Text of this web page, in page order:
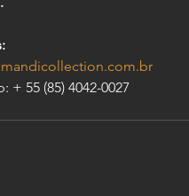
+ 55 (85) 4042-0027